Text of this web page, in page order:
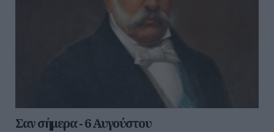
Σαν σήμερα - 6 Αυγούστου